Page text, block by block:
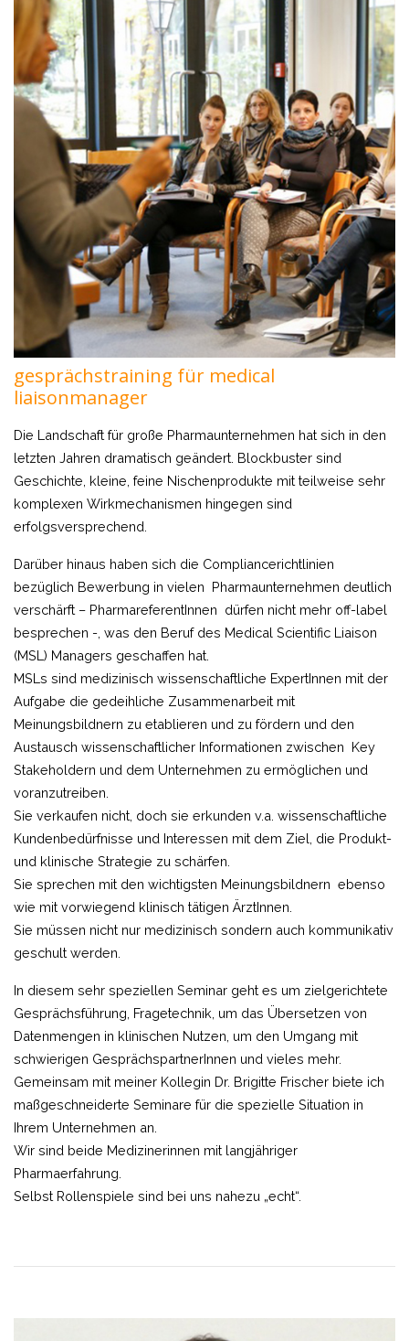
gesprächstraining für medical
liaisonmanager
Die Landschaft für große Pharmaunternehmen hat sich in den
letzten Jahren dramatisch geändert. Blockbuster sind
Geschichte, kleine, feine Nischenprodukte mit teilweise sehr
komplexen Wirkmechanismen hingegen sind
erfolgsversprechend.
Darüber hinaus haben sich die Compliancerichtlinien
bezüglich Bewerbung in vielen Pharmaunternehmen deutlich
verschärft – PharmareferentInnen dürfen nicht mehr off-label
besprechen -, was den Beruf des Medical Scientific Liaison
(MSL) Managers geschaffen hat.
MSLs sind medizinisch wissenschaftliche ExpertInnen mit der
Aufgabe die gedeihliche Zusammenarbeit mit
Meinungsbildnern zu etablieren und zu fördern und den
Austausch wissenschaftlicher Informationen zwischen Key
Stakeholdern und dem Unternehmen zu ermöglichen und
voranzutreiben.
Sie verkaufen nicht, doch sie erkunden v.a. wissenschaftliche
Kundenbedürfnisse und Interessen mit dem Ziel, die Produkt-
und klinische Strategie zu schärfen.
Sie sprechen mit den wichtigsten Meinungsbildnern ebenso
wie mit vorwiegend klinisch tätigen ÄrztInnen.
Sie müssen nicht nur medizinisch sondern auch kommunikativ
geschult werden.
In diesem sehr speziellen Seminar geht es um zielgerichtete
Gesprächsführung, Fragetechnik, um das Übersetzen von
Datenmengen in klinischen Nutzen, um den Umgang mit
schwierigen GesprächspartnerInnen und vieles mehr.
Gemeinsam mit meiner Kollegin Dr. Brigitte Frischer biete ich
maßgeschneiderte Seminare für die spezielle Situation in
Ihrem Unternehmen an.
Wir sind beide Medizinerinnen mit langjähriger
Pharmaerfahrung.
Selbst Rollenspiele sind bei uns nahezu „echt“.